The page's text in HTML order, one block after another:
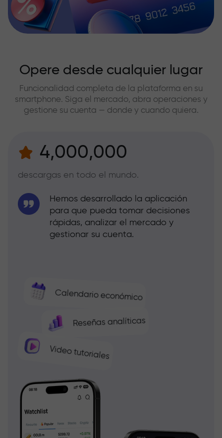
Opere desde cualquier lugar
Funcionalidad completa de la plataforma en su
smartphone. Siga el mercado, abra operaciones y
gestione su cuenta — donde y cuando quiera.
4,000,000
descargas en todo el mundo.
Calendario económico
Reseñas analíticas
Video tutoriales
Hemos desarrollado la aplicación
para que pueda tomar decisiones
rápidas, analizar el mercado y
gestionar su cuenta.